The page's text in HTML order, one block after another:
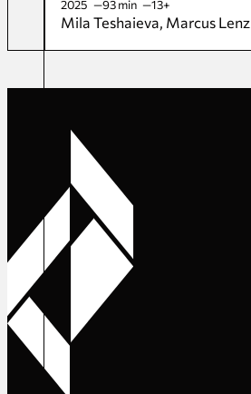
2025 93 min 13+
Mila Teshaieva Marcus Lenz